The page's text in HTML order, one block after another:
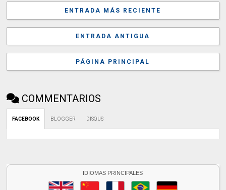
ENTRADA MÁS RECIENTE
ENTRADA ANTIGUA
PÁGINA PRINCIPAL
COMMENTARIOS
FACEBOOK BLOGGER DISQUS
IDIOMAS PRINCIPALES